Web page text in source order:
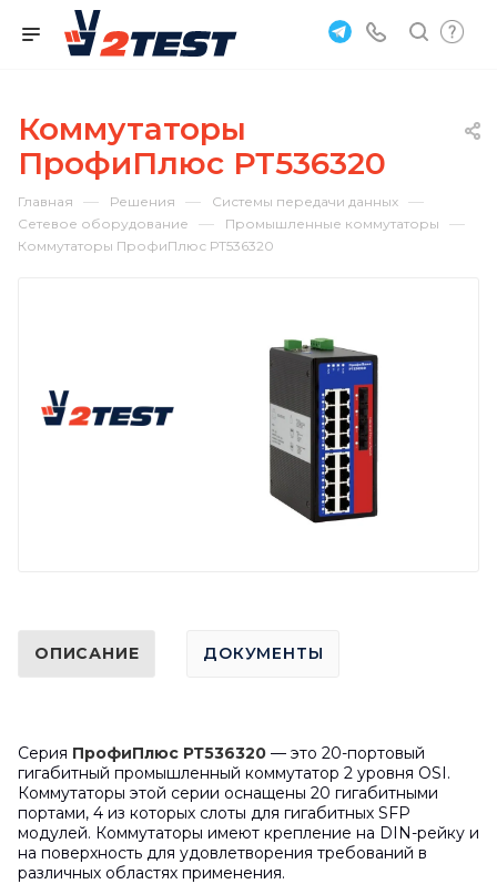
Коммутаторы
ПрофиПлюс РТ536320
Главная — Решения — Системы передачи данных —
Сетевое оборудование — Промышленные коммутаторы —
Коммутаторы ПрофиПлюс РТ536320
ОПИСАНИЕ ДОКУМЕНТЫ
Серия ПрофиПлюс РТ536320 — это 20-портовый
гигабитный промышленный коммутатор 2 уровня OSI.
Коммутаторы этой серии оснащены 20 гигабитными
портами, 4 из которых слоты для гигабитных SFP
модулей. Коммутаторы имеют крепление на DIN-рейку и
на поверхность для удовлетворения требований в
различных областях применения.